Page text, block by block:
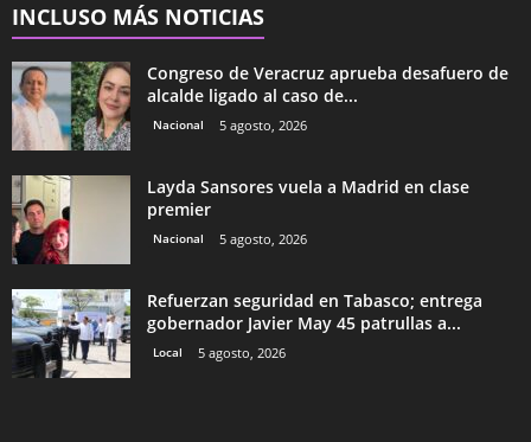
INCLUSO MÁS NOTICIAS
Congreso de Veracruz aprueba desafuero de
alcalde ligado al caso de...
Nacional 5 agosto, 2026
Layda Sansores vuela a Madrid en clase
premier
Nacional 5 agosto, 2026
Refuerzan seguridad en Tabasco; entrega
gobernador Javier May 45 patrullas a...
Local 5 agosto, 2026